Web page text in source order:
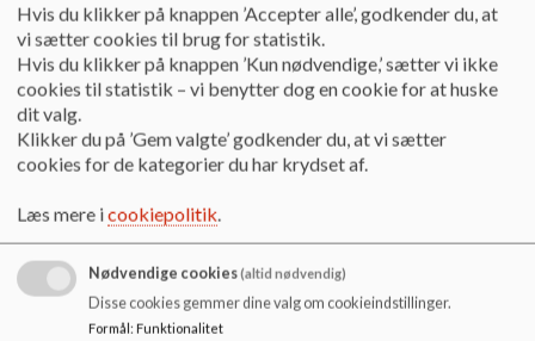
l
Referater 2020
Dokumenter
2020 01 07 Referat_0.pdf
2020 06 09 Referat.pdf
2020 08 11 Referat.pdf
Hvis du klikker på knappen ’Accepter alle’, godkender du, at
vi sætter cookies til brug for statistik.
Hvis du klikker på knappen ’Kun nødvendige,’ sætter vi ikke
cookies til statistik – vi benytter dog en cookie for at huske
dit valg.
Klikker du på ’Gem valgte’ godkender du, at vi sætter
cookies for de kategorier du har krydset af.
Læs mere icookiepolitik.
Nødvendige cookies(altid nødvendig)
Disse cookies gemmer dine valg om cookieindstillinger.
Formål: Funktionalitet